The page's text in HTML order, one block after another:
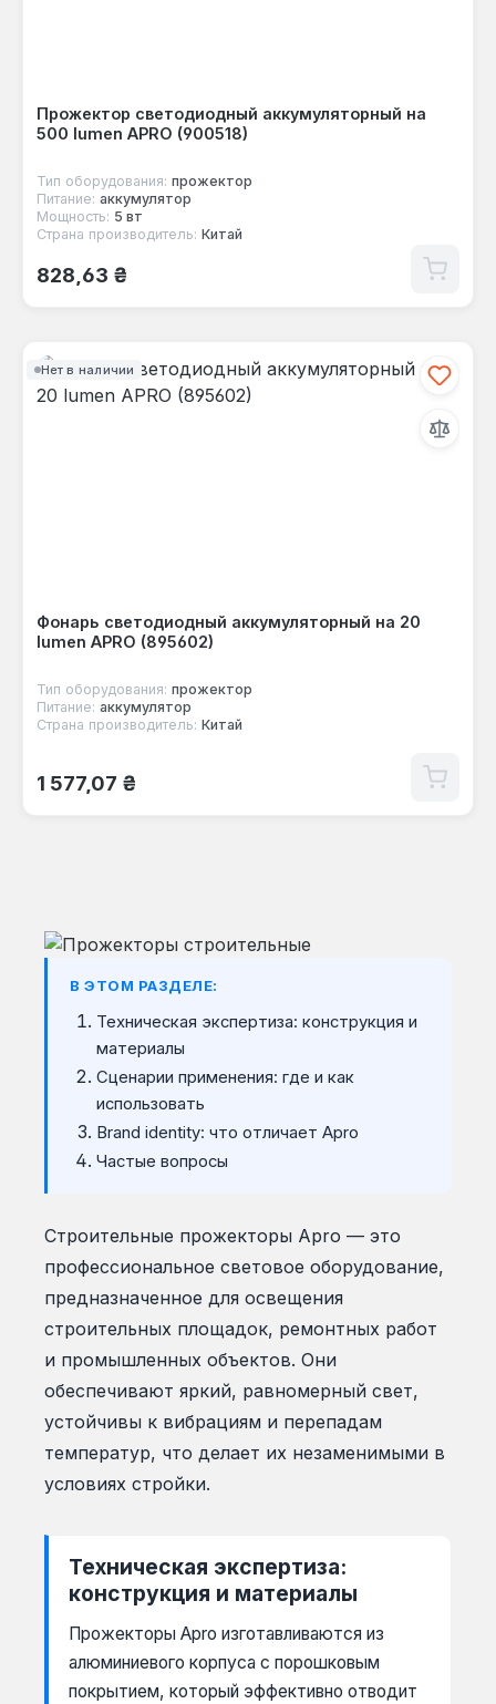
Прожектор светодиодный аккумуляторный на
500 lumen APRO (900518)
Тип оборудования: прожектор
Питание: аккумулятор
Мощность: 5 вт
Страна производитель: Китай
Обычная цена:
828,63 ₴
Нет в наличии
Фонарь светодиодный аккумуляторный на 20
lumen APRO (895602)
Тип оборудования: прожектор
Питание: аккумулятор
Страна производитель: Китай
Обычная цена:
1 577,07 ₴
В ЭТОМ РАЗДЕЛЕ:
Техническая экспертиза: конструкция и
материалы
Сценарии применения: где и как
использовать
Brand identity: что отличает Apro
Частые вопросы
Строительные прожекторы Apro — это
профессиональное световое оборудование,
предназначенное для освещения
строительных площадок, ремонтных работ
и промышленных объектов. Они
обеспечивают яркий, равномерный свет,
устойчивы к вибрациям и перепадам
температур, что делает их незаменимыми в
условиях стройки.
Техническая экспертиза:
конструкция и материалы
Прожекторы Apro изготавливаются из
алюминиевого корпуса с порошковым
покрытием, который эффективно отводит